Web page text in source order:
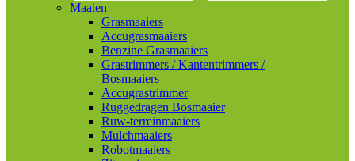
Maaien
Grasmaaiers
Accugrasmaaiers
Benzine Grasmaaiers
Grastrimmers / Kantentrimmers /
Bosmaaiers
Accugrastrimmer
Ruggedragen Bosmaaier
Ruw-terreinmaaiers
Mulchmaaiers
Robotmaaiers